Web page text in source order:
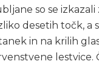
so se
desetih točk, a
in na krilih
lestvice.